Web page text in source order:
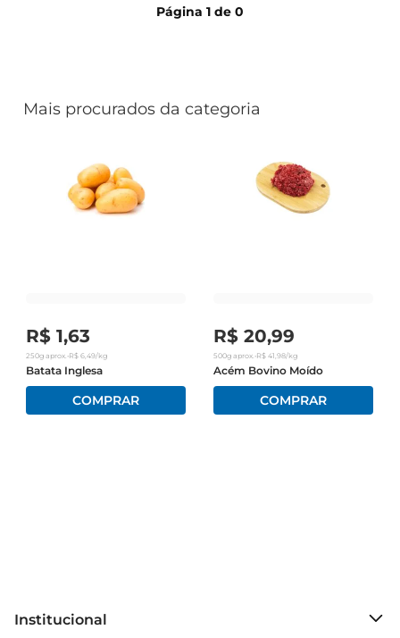
Página 1de 0
Mais procurados da categoria
R$ 1,63
250g aprox. •R$ 6,49/kg
Batata Inglesa
R$ 20,99
500gaprox. •R$ 41,98/kg
Acém Bovino Moído
Institucional